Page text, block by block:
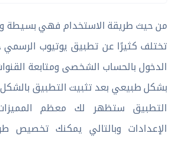
من حيث طريقة الاستخدام فهي بسيطة
تختلف كثيرًا عن تطبيق يوتيوب
الدخول بالحساب الشخصى ومتابعة
بشكل طبيعي بعد تثبيت التطبيق
التطبيق ستظهر لك معظم
الإعدادات وبالتالي يمكنك تخصيص